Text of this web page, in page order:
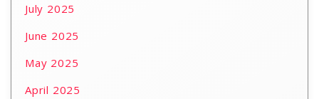
July 2025
June 2025
May 2025
April 2025